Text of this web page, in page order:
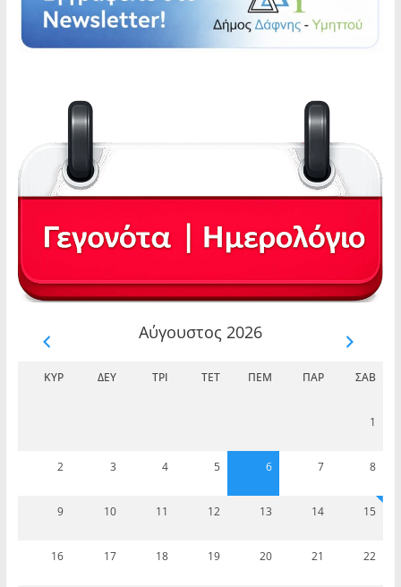
Αύγουστος 2026
ΚΥΡ ΔΕΥ ΤΡΊ ΤΕΤ ΠΈΜ ΠΑΡ ΣΆΒ
1
2 3 4 5 6 7 8
9 10 11 12 13 14 15
16 17 18 19 20 21 22